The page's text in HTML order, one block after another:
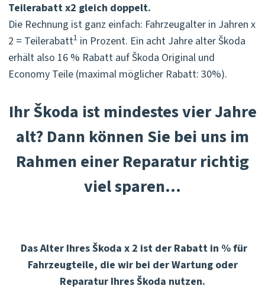
Teilerabatt x2 gleich doppelt.
Die Rechnung ist ganz einfach: Fahrzeugalter in Jahren x
2 = Teilerabatt1 in Prozent. Ein acht Jahre alter Škoda
erhält also 16 % Rabatt auf Škoda Original und
Economy Teile (maximal möglicher Rabatt: 30%).
Ihr Škoda ist mindestes vier Jahre
alt? Dann können Sie bei uns im
Rahmen einer Reparatur richtig
viel sparen...
DasAlter Ihres Škoda x 2 ist der Rabatt in % für
Fahrzeugteile, die wir bei der Wartung oder
Reparatur Ihres Škoda nutzen.